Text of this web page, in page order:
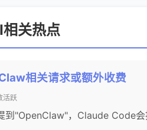
关热点
相关请求或额外收费
活跃
"OpenClaw"，Claude Code